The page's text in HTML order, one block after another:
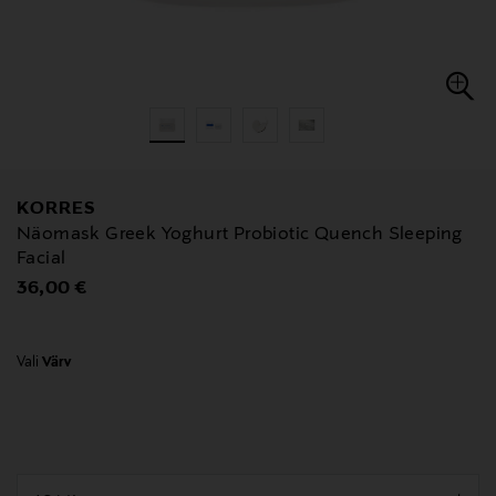
KORRES
Näomask Greek Yoghurt Probiotic Quench Sleeping
Facial
Original Price
36,00 €
Vali Värv